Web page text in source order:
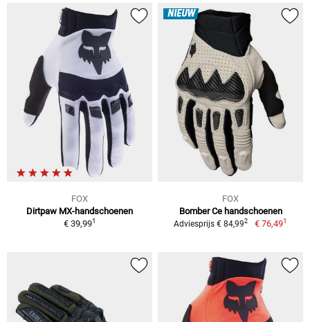
FOX
Dirtpaw MX-handschoenen
€ 39,991
NIEUW
FOX
Bomber Ce handschoenen
Adviesprijs € 84,992 € 76,491